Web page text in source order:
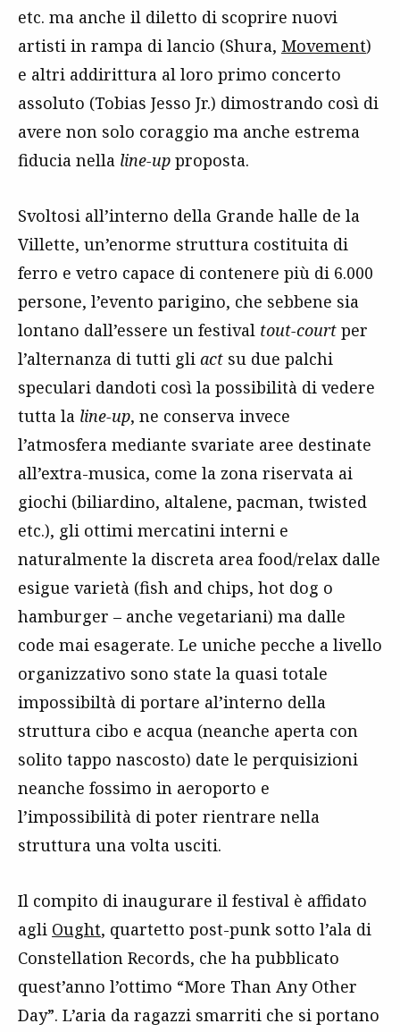
etc. ma anche il diletto di scoprire nuovi
artisti in rampa di lancio (Shura, Movement)
e altri addirittura al loro primo concerto
assoluto (Tobias Jesso Jr.) dimostrando così di
avere non solo coraggio ma anche estrema
fiducia nella line-up proposta.
Svoltosi all’interno della Grande halle de la
Villette, un’enorme struttura costituita di
ferro e vetro capace di contenere più di 6.000
persone, l’evento parigino, che sebbene sia
lontano dall’essere un festival tout-court per
l’alternanza di tutti gli act su due palchi
speculari dandoti così la possibilità di vedere
tutta la line-up, ne conserva invece
l’atmosfera mediante svariate aree destinate
all’extra-musica, come la zona riservata ai
giochi (biliardino, altalene, pacman, twisted
etc.), gli ottimi mercatini interni e
naturalmente la discreta area food/relax dalle
esigue varietà (fish and chips, hot dog o
hamburger – anche vegetariani) ma dalle
code mai esagerate. Le uniche pecche a livello
organizzativo sono state la quasi totale
impossibiltà di portare al’interno della
struttura cibo e acqua (neanche aperta con
solito tappo nascosto) date le perquisizioni
neanche fossimo in aeroporto e
l’impossibilità di poter rientrare nella
struttura una volta usciti.
Il compito di inaugurare il festival è affidato
agli Ought, quartetto post-punk sotto l’ala di
Constellation Records, che ha pubblicato
quest’anno l’ottimo “More Than Any Other
Day”. L’aria da ragazzi smarriti che si portano